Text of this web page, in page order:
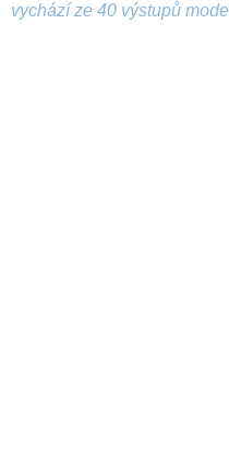
vychází ze 40 výstupů